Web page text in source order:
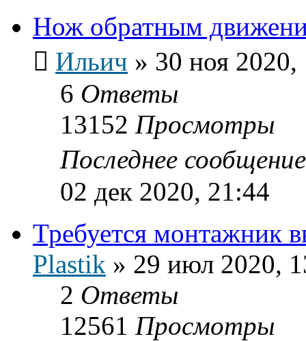
Нож обратным
Ильич » 30 ноя 2020,
6 Ответы
13152 Просмотры
Последнее
02 дек 2020, 21:44
Требуется монтажник
Plastik » 29 июл 2020,
2 Ответы
12561 Просмотры